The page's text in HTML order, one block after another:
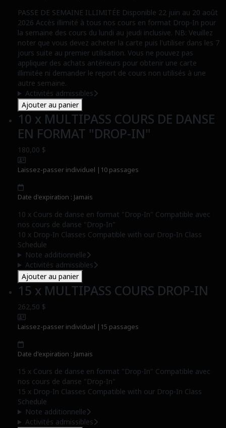
PASSE DE SEMAINE ILLIMITÉE Disponible 22 juin au 20 août
2026 Accès illimité à tous nos cours en format Drop-In pour
la semaine des cours du lundi au jeudi inclusive. NB: Veuillez
noter que vous devez acheter la carte puis l'utiliser dans les 7
jours suite au premier utilisation. Vous ne pouvez pas
appliquer des achats antérieurs pour obtenir une carte
illimitée ni demander le report de cours non utilisés à une
autre semaine.
Activités admissibles
Ajouter au panier
10 x MULTIPASS COURS DE DANSE
EN FORMAT "DROP-IN"
180,00 $
Laissez-passer individuel | 10 passages
Date d'expiration : Jamais
10 x Cours de danse en format "Drop-In" Compatible avec
nos cours de danse "Drop-In"
10 x Drop-In Classes Compatible with our Drop-In Class
Schedule
Note additionnelle
Activités admissibles
Ajouter au panier
15 x MULTIPASS COURS DROP-IN
262,50 $
Laissez-passer individuel | 15 passages
Date d'expiration : Jamais
15 x Cours de danse en format "Drop-In" Compatible avec
nos cours de danse "Drop-In"
15 x Drop-In Classes Compatible with our Drop-In Class
Schedule
Note additionnelle
Activités admissibles